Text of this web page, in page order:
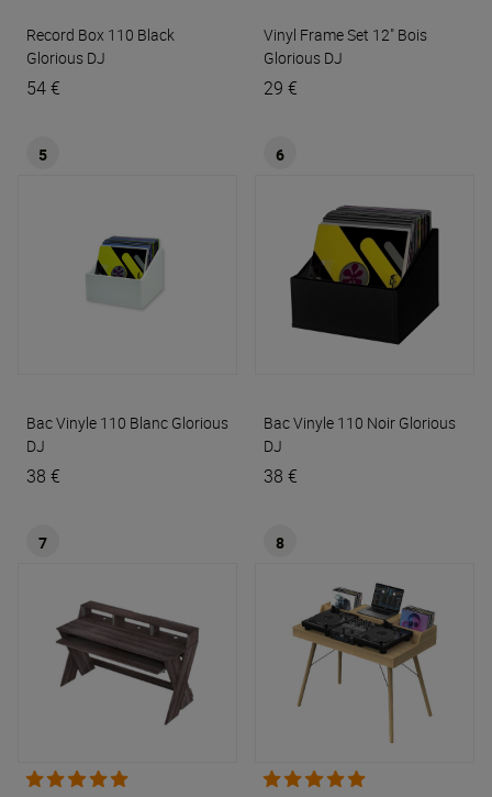
Record Box 110 Black
Glorious DJ
54 €
Vinyl Frame Set 12" Bois
Glorious DJ
29 €
5
Bac Vinyle 110 Blanc Glorious
DJ
38 €
6
Bac Vinyle 110 Noir Glorious
DJ
38 €
7 8